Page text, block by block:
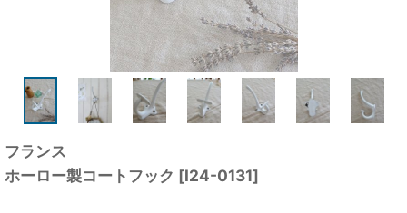
フランス
ホーロー製コートフック [I24-0131]